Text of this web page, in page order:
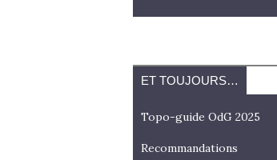
ET TOUJOURS…
Topo-guide OdG 2025
Recommandations